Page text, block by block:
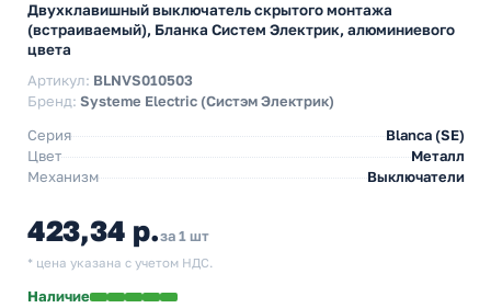
Двухклавишный выключатель скрытого монтажа
(встраиваемый), Бланка Систем Электрик, алюминиевого
цвета
Артикул: BLNVS010503
Бренд: Systeme Electric (Систэм Электрик)
Серия
Blanca (SE)
Цвет
Металл
Механизм
Выключатели
423,34 р.за 1 шт
* цена указана с учетом НДС.
Наличие